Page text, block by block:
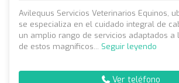
Avilequus Servicios Veterinarios Equinos,
se especializa en el cuidado integral de
un amplio rango de servicios adaptados a
de estos magníficos... Seguir leyendo
Ver teléfono